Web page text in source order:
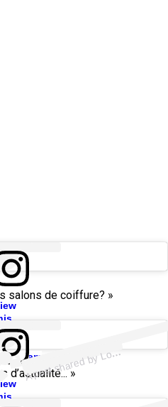
A
o
e
n
salons de coiffure? »
d’actualité... »